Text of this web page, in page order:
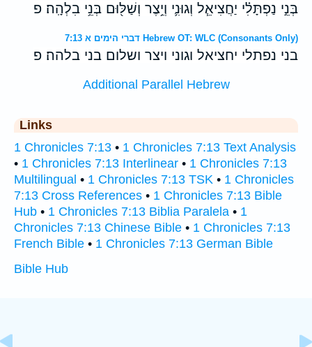
בְּנֵ֣י נַפְתָּלִ֗י יַחֲצִיאֵ֧ל וְגוּנִ֛י וְיֵ֥צֶר וְשַׁלּ֖וּם בְּנֵ֥י בִלְהָֽה׃ פ
דברי הימים א 7:13 Hebrew OT: WLC (Consonants Only)
בני נפתלי יחציאל וגוני ויצר ושלום בני בלהה׃ פ
Additional Parallel Hebrew
Links
1 Chronicles 7:13 • 1 Chronicles 7:13 Text Analysis
• 1 Chronicles 7:13 Interlinear • 1 Chronicles 7:13
Multilingual • 1 Chronicles 7:13 TSK • 1 Chronicles
7:13 Cross References • 1 Chronicles 7:13 Bible
Hub • 1 Chronicles 7:13 Biblia Paralela • 1
Chronicles 7:13 Chinese Bible • 1 Chronicles 7:13
French Bible • 1 Chronicles 7:13 German Bible
Bible Hub